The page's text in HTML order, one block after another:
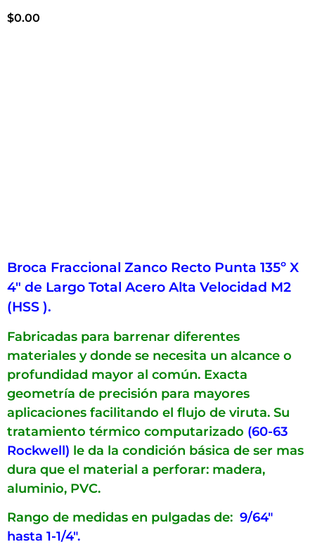
$0.00
Broca Fraccional Zanco Recto Punta 135º X
4″ de Largo Total Acero Alta Velocidad M2
(HSS ).
Fabricadas para barrenar diferentes
materiales y donde se necesita un alcance o
profundidad mayor al común. Exacta
geometría de precisión para mayores
aplicaciones facilitando el flujo de viruta. Su
tratamiento térmico computarizado (60-63
Rockwell) le da la condición básica de ser mas
dura que el material a perforar: madera,
aluminio, PVC.
Rango de medidas en pulgadas de: 9/64″
hasta 1-1/4″.